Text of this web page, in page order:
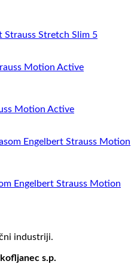
Strauss Stretch Slim 5
Motion Active
Engelbert Strauss Motion
industriji.
s.p.